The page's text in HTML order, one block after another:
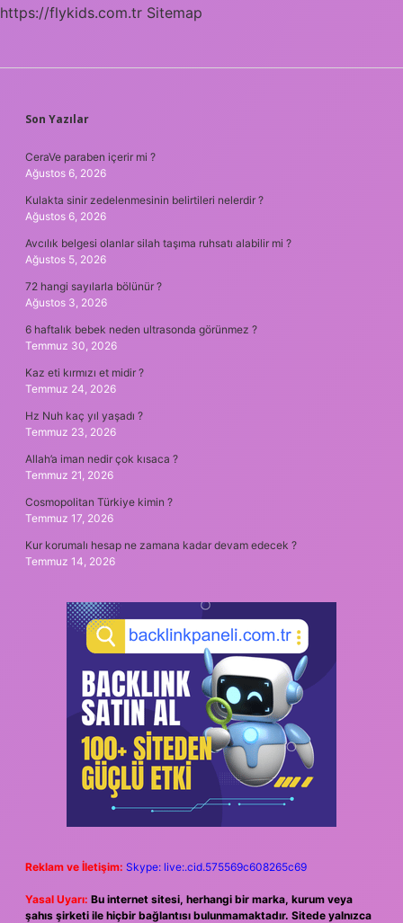
https://flykids.com.tr Sitemap
SIDEBAR
Son Yazılar
CeraVe paraben içerir mi ?
Ağustos 6, 2026
Kulakta sinir zedelenmesinin belirtileri nelerdir ?
Ağustos 6, 2026
Avcılık belgesi olanlar silah taşıma ruhsatı alabilir mi ?
Ağustos 5, 2026
72 hangi sayılarla bölünür ?
Ağustos 3, 2026
6 haftalık bebek neden ultrasonda görünmez ?
Temmuz 30, 2026
Kaz eti kırmızı et midir ?
Temmuz 24, 2026
Hz Nuh kaç yıl yaşadı ?
Temmuz 23, 2026
Allah’a iman nedir çok kısaca ?
Temmuz 21, 2026
Cosmopolitan Türkiye kimin ?
Temmuz 17, 2026
Kur korumalı hesap ne zamana kadar devam edecek ?
Temmuz 14, 2026
Reklam ve İletişim: Skype: live:.cid.575569c608265c69
Yasal Uyarı: Bu internet sitesi, herhangi bir marka, kurum veya
şahıs şirketi ile hiçbir bağlantısı bulunmamaktadır. Sitede yalnızca